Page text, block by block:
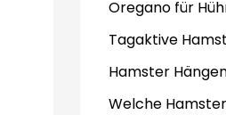
Oregano für
Tagaktive
Hamster
Welche